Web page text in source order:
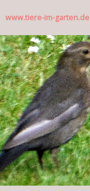
www.tiere-im-garten.de